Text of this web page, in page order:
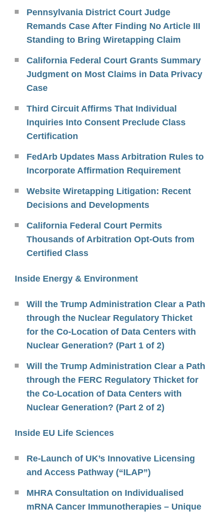
Pennsylvania District Court Judge
Remands Case After Finding No Article III
Standing to Bring Wiretapping Claim
California Federal Court Grants Summary
Judgment on Most Claims in Data Privacy
Case
Third Circuit Affirms That Individual
Inquiries Into Consent Preclude Class
Certification
FedArb Updates Mass Arbitration Rules to
Incorporate Affirmation Requirement
Website Wiretapping Litigation: Recent
Decisions and Developments
California Federal Court Permits
Thousands of Arbitration Opt-Outs from
Certified Class
Inside Energy & Environment
Will the Trump Administration Clear a Path
through the Nuclear Regulatory Thicket
for the Co-Location of Data Centers with
Nuclear Generation? (Part 1 of 2)
Will the Trump Administration Clear a Path
through the FERC Regulatory Thicket for
the Co-Location of Data Centers with
Nuclear Generation? (Part 2 of 2)
Inside EU Life Sciences
Re-Launch of UK’s Innovative Licensing
and Access Pathway (“ILAP”)
MHRA Consultation on Individualised
mRNA Cancer Immunotherapies – Unique